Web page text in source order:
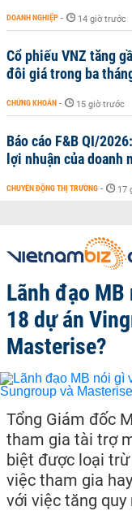
DOANH NGHIỆP - 14 giờ trước
Cổ phiếu VNZ tăng
đôi giá trong ba
CHỨNG KHOÁN - 15 giờ trước
Báo cáo F&B QI/
lợi nhuận của doanh
CHUYỂN ĐỘNG THỊ TRƯỜNG - 17
Lãnh đạo
18 dự án
Masterise?
Tổng Giám đốc
tham gia tài trợ
biệt được loại trừ
việc tham gia
với việc tăng quy